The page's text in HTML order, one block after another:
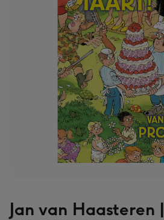
Jan van Haasteren |